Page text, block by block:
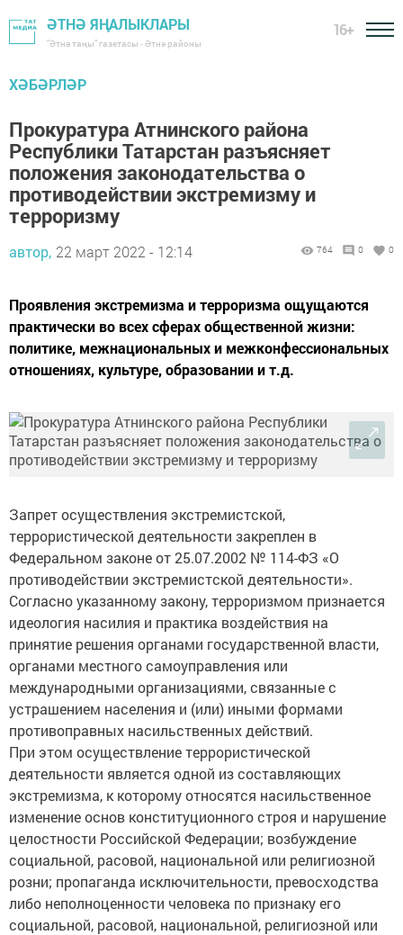
ӘТНӘ ЯҢАЛЫКЛАРЫ
"Әтнә таңы" газетасы - Әтнә районы
16+
ХӘБӘРЛӘР
Прокуратура Атнинского района
Республики Татарстан разъясняет
положения законодательства о
противодействии экстремизму и
терроризму
автор, 22 март 2022 - 12:14 764 0 0
Проявления экстремизма и терроризма ощущаются
практически во всех сферах общественной жизни:
политике, межнациональных и межконфессиональных
отношениях, культуре, образовании и т.д.
Запрет осуществления экстремистской,
террористической деятельности закреплен в
Федеральном законе от 25.07.2002 № 114-ФЗ «О
противодействии экстремистской деятельности».
Согласно указанному закону, терроризмом признается
идеология насилия и практика воздействия на
принятие решения органами государственной власти,
органами местного самоуправления или
международными организациями, связанные с
устрашением населения и (или) иными формами
противоправных насильственных действий.
При этом осуществление террористической
деятельности является одной из составляющих
экстремизма, к которому относятся насильственное
изменение основ конституционного строя и нарушение
целостности Российской Федерации; возбуждение
социальной, расовой, национальной или религиозной
розни; пропаганда исключительности, превосходства
либо неполноценности человека по признаку его
социальной, расовой, национальной, религиозной или